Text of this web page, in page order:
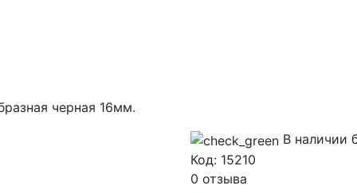
черная 16мм.
В наличии
Код: 15210
0 отзыва